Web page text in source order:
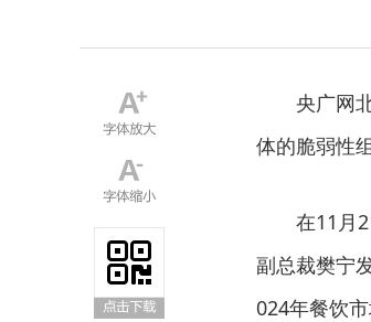
央广网
体的脆弱性
在11月
副总裁樊宁
024年餐饮